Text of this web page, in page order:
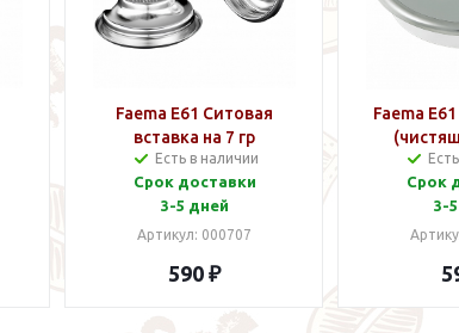
Faema E61 Ситовая
вставка на 7 гр
Есть в наличии
Срок доставки
3-5 дней
Артикул: 000707
590 ₽
Faema
Срок
3-